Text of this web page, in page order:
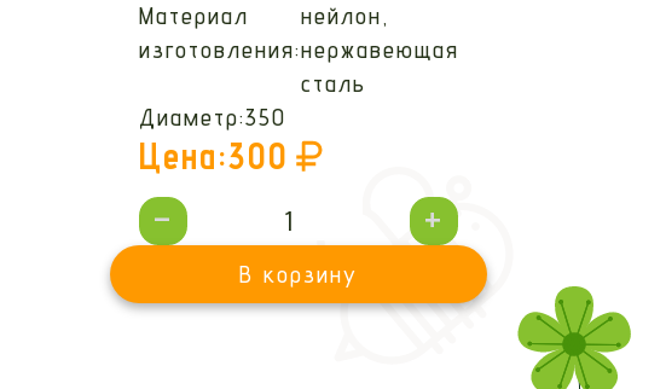
Материал
изготовления:
нейлон,
нержавеющая
сталь
Диаметр:350
Цена:300
- +
В корзину